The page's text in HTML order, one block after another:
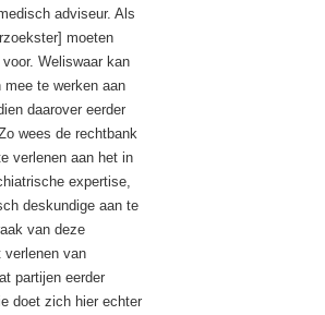
adviseur. Als
moeten
Weliswaar kan
te werken aan
daarover eerder
wees de rechtbank
verlenen aan het in
expertise,
deskundige aan te
van deze
verlenen van
partijen eerder
doet zich hier echter